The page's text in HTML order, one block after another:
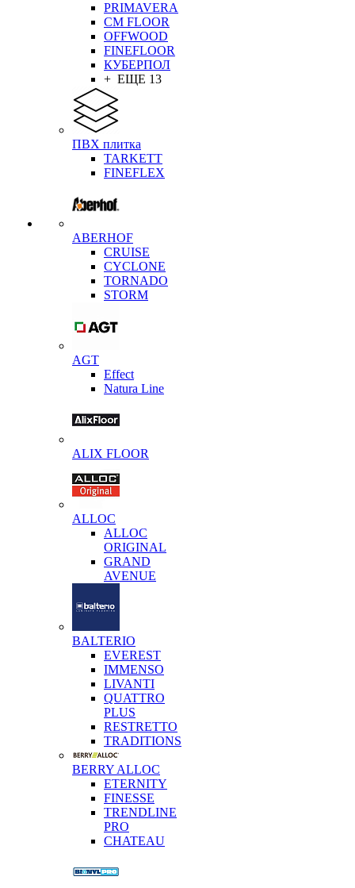
PRIMAVERA
CM FLOOR
OFFWOOD
FINEFLOOR
КУБЕРПОЛ
+ ЕЩЕ 13
ПВХ плитка
TARKETT
FINEFLEX
ABERHOF
CRUISE
CYCLONE
TORNADO
STORM
AGT
Effect
Natura Line
ALIX FLOOR
ALLOC
ALLOC
ORIGINAL
GRAND
AVENUE
BALTERIO
EVEREST
IMMENSO
LIVANTI
QUATTRO
PLUS
RESTRETTO
TRADITIONS
BERRY ALLOC
ETERNITY
FINESSE
TRENDLINE
PRO
CHATEAU